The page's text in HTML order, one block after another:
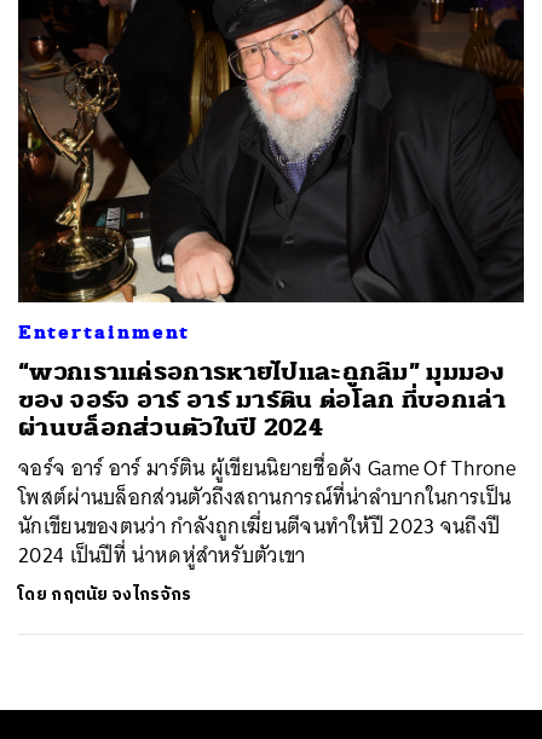
Entertainment
“พวกเราแค่รอการหายไปและถูกลืม” มุมมอง
ของ จอร์จ อาร์ อาร์ มาร์ติน ต่อโลก ที่บอกเล่า
ผ่านบล็อกส่วนตัวในปี 2024
จอร์จ อาร์ อาร์ มาร์ติน ผู้เขียนนิยายชื่อดัง Game Of Throne
โพสต์ผ่านบล็อกส่วนตัวถึงสถานการณ์ที่น่าลำบากในการเป็น
นักเขียนของตนว่า กำลังถูกเฆี่ยนตีจนทำให้ปี 2023 จนถึงปี
2024 เป็นปีที่ น่าหดหู่สำหรับตัวเขา
โดย กฤตนัย จงไกรจักร
ค้นหา
SHARE TWEET LINE EMAIL